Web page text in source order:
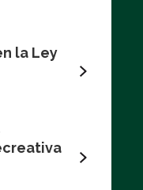
la Ley